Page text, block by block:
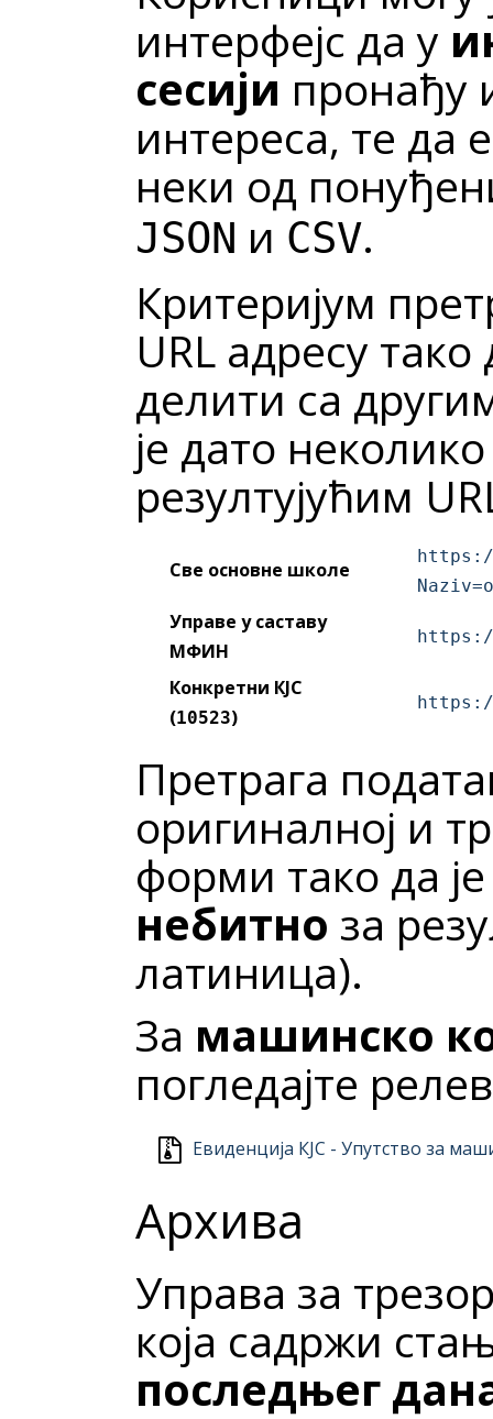
интерфејс да у
сесији пронађу
интереса, те да
неки од
JSON и CSV.
Критеријум
URL адресу тако
делити са
је дато
резултујућим
Све основне школе
Управе у саставу
МФИН
Конкретни КЈС
(10523)
Претрага
оригиналној и
форми тако да
небитно за
латиница).
За машинско
погледајте
Евиденција КЈС - Упутство за
Архива
Управа за
која садржи
последњег